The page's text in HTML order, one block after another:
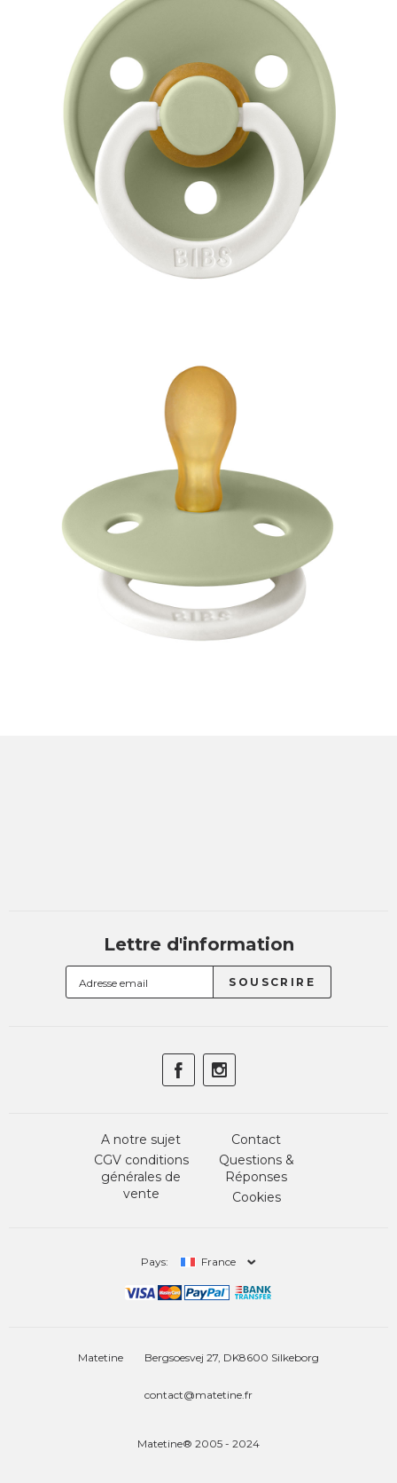
Lettre d'information
A notre sujet
CGV conditions
générales de
vente
Contact
Questions &
Réponses
Cookies
Pays: France
Matetine Bergsoesvej 27, DK8600 Silkeborg
contact@matetine.fr
Matetine® 2005 - 2024